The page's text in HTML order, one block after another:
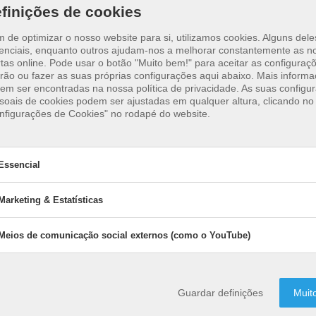
de cookies
de optimizar o nosso website para si, utilizamos cookies. Alguns
enquanto outros ajudam-nos a melhorar constantemente as
online.
Pode usar o botão "Muito bem!" para aceitar as
ou fazer as suas próprias configurações aqui abaixo. Mais
ser encontradas na nossa política de privacidade. As suas
de cookies podem ser ajustadas em qualquer altura, clicando no
de Cookies" no rodapé do website.
essenciais permitem funções básicas e são necessários para o
& Estatísticas
Marketing & Estatísticas
terceiros ou editoras para exibir
personalizada. Fazem-no através do
Activar
de comunicação social externos (como o YouTube)
Meios de comunicação social
(como o YouTube)
Guardar definições
Foto deEarl WilcoxemUnsplash